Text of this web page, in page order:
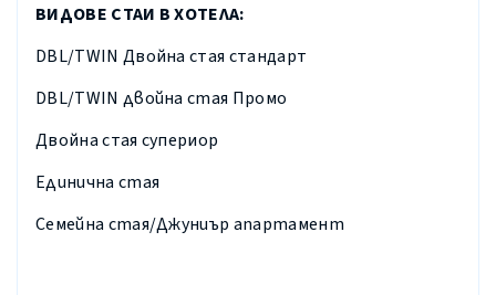
ВИДОВЕ СТАИ В ХОТЕЛА:
DBL/TWIN Двойна стая стандарт
DBL/TWIN двойна стая Промо
Двойна стая супериор
Единична стая
Семейна стая/Джуниър апартамент